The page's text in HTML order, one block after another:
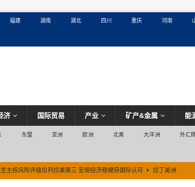
福建 湖南 湖北 四川 重庆 河南
济 国际贸易 产业 矿产&金属 能
东盟 亚洲 欧洲 北美 大洋洲 外汇
圭主权风险评级位列拉美第三 宏观经济稳健获国际认可 拉丁美洲